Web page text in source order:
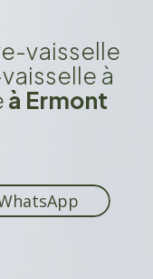
vaisselle
à
à Ermont